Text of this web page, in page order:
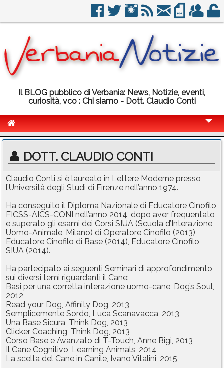
Il BLOG pubblico di Verbania: News, Notizie, eventi,
curiosità, vco : Chi siamo - Dott. Claudio Conti
Cronaca
Politica
Sport
Info Utili
Rubriche
Calendario
Annunci
👤 DOTT. CLAUDIO CONTI
Claudio Conti si è laureato in Lettere Moderne presso
l’Università degli Studi di Firenze nell’anno 1974.
Ha conseguito il Diploma Nazionale di Educatore Cinofilo
FICSS-AICS-CONI nell’anno 2014, dopo aver frequentato
e superato gli esami dei Corsi SIUA (Scuola d’Interazione
Uomo-Animale, Milano) di Operatore Cinofilo (2013),
Educatore Cinofilo di Base (2014), Educatore Cinofilo
SIUA (2014).
Ha partecipato ai seguenti Seminari di approfondimento
sui diversi temi riguardanti il Cane:
Basi per una corretta interazione uomo-cane, Dog’s Soul,
2012
Read your Dog, Affinity Dog, 2013
Semplicemente Sordo, Luca Scanavacca, 2013
Una Base Sicura, Think Dog, 2013
Clicker Coaching, Think Dog, 2013
Corso Base e Avanzato di T-Touch, Anne Bigi, 2013
Il Cane Cognitivo, Learning Animals, 2014
La scelta del Cane in Canile, Ivano Vitalini, 2015